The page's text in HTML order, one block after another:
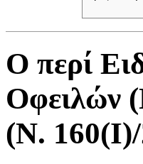
Ο περί
Οφειλών
(Ν.